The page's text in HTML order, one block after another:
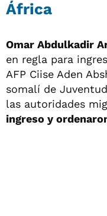
África
Omar Abdulkadir
en regla para
AFP Ciise Aden
somalí de
las autoridades
ingreso y